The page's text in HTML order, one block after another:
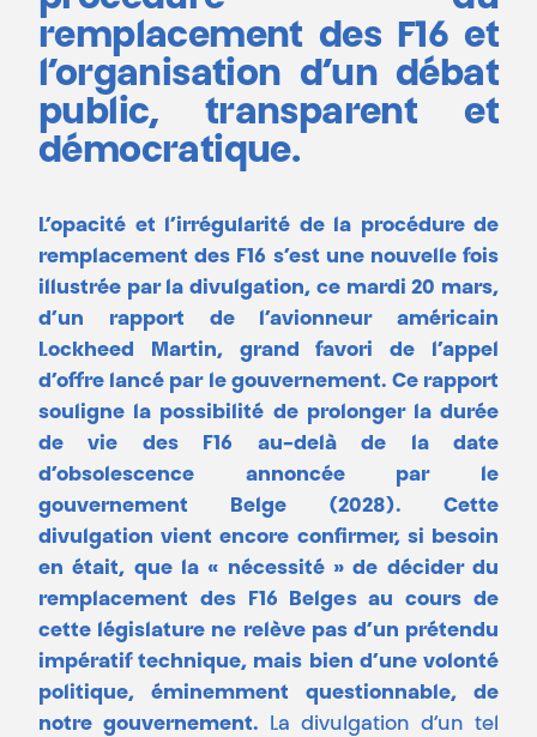
remplacement des F16 et
l’organisation d’un débat
public, transparent et
démocratique.
L’opacité et l’irrégularité de la procédure de
remplacement des F16 s’est une nouvelle fois
illustrée par la divulgation, ce mardi 20 mars,
d’un rapport de l’avionneur américain
Lockheed Martin, grand favori de l’appel
d’offre lancé par le gouvernement. Ce rapport
souligne la possibilité de prolonger la durée
de vie des F16 au-delà de la date
d’obsolescence annoncée par le
gouvernement Belge (2028). Cette
divulgation vient encore confirmer, si besoin
en était, que la « nécessité » de décider du
remplacement des F16 Belges au cours de
cette législature ne relève pas d’un prétendu
impératif technique, mais bien d’une volonté
politique, éminemment questionnable, de
notre gouvernement. La divulgation d’un tel